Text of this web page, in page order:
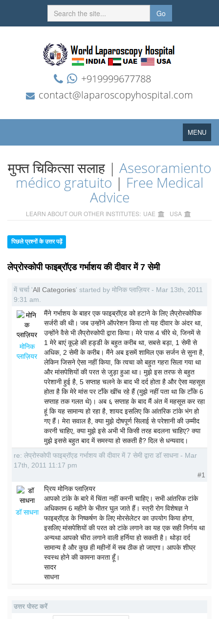
Go
+919999677788
contact@laparoscopyhospital.com
Toggle
navigation
MENU
मुफ्त चिकित्सा सलाह | Asesoramiento
médico gratuito| Free Medical
Advice
LEARN ABOUT OUR OTHER INSTITUTES: UAE USA
पिछले प्रश्नों के उत्तर पढ़ें
लेप्रोस्कोपी फाइब्रॉएड गर्भाशय की दीवार में 7 सेमी
में चर्चा 'All Categories' started by मोनिक प्लाज़ियर - Mar 13th, 2011
9:31 am.
मोनिक
प्लाज़ियर
मैंने गर्भाशय के बाहर एक फाइब्रॉएड को हटाने के लिए लैप्रोस्कोपिक
सर्जरी की थी। जब उन्होंने ऑपरेशन किया तो यह दीवार के अंदर था,
उन्होंने वैसे भी लैप्रोस्कोपी द्वारा किया। मेरे पास 4 चीरे थे, जिनमें से
1 मेरे बाएं कूल्हे की हड्डी के बहुत करीब था, सबसे बड़ा, 1 सेमी से
अधिक, 2 सेमी के करीब। मैंने अब इसमें शामिल एक सर्जन से सुना है,
लेकिन जिसने ऐसा नहीं किया, कि त्वचा को बहुत गहरा सिला गया था
और मांसपेशियों की परत से जुड़ा हुआ था। मुझे इस तरफ से बहुत
परेशानी हुई है, 5 सप्ताह चलने के बाद भी दर्द होता है और ऐसा महसूस
होता है कि मेरे मांस पर टाँके खींच रहे हैं (मुझे नहीं पता था कि टाँके 6
सप्ताह तक गलत थे)। अब ६ सप्ताह के बाद मैं अंत में महसूस कर रहा
हूं कि यह सामान्य हो रहा है, शायद इसलिए कि आंतरिक टांके भंग हो
गए हैं। मेरा सवाल है, क्या मुझे दोषपूर्ण सिलाई से परेशानी की उम्मीद
करनी चाहिए, क्या मुझे इसे अभी भी किसी तरह बदलना चाहिए? क्या
मुझे इससे बहुत बाद में समस्या हो सकती है? दिल से धन्यवाद।
re: लेप्रोस्कोपी फाइब्रॉएड गर्भाशय की दीवार में 7 सेमी द्वारा डॉ साधना - Mar
17th, 2011 11:17 pm
#1
डॉ साधना
प्रिय मोनिक प्लाज़ियर
आपको टांके के बारे में चिंता नहीं करनी चाहिए। सभी आंतरिक टांके
अधिकतम 6 महीने के भीतर घुल जाते हैं। स्त्री रोग विशेषज्ञ ने
फाइब्रॉएड के निष्कर्षण के लिए मोरसेलेटर का उपयोग किया होगा,
इसलिए मांसपेशियों की परत को टांके लगाने का यह एक सही निर्णय था
अन्यथा आपको चीरा लगाने वाली हर्निया हो सकती है। थोड़ा दर्द
सामान्य है और कुछ ही महीनों में सब ठीक हो जाएगा। आपके शीघ्र
स्वस्थ होने की कामना करता हूँ।
सादर
साधना
उत्तर पोस्ट करें